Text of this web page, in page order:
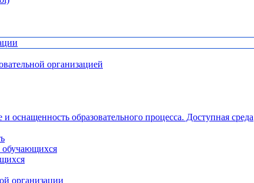
организацией
оснащенность образовательного процесса. Доступная среда
обучающихся
организации